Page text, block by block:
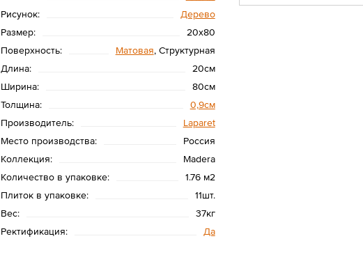
Рисунок:
Дерево
Размер:
20x80
Поверхность:
Матовая, Структурная
Длина:
20см
Ширина:
80см
Толщина:
0,9см
Производитель:
Laparet
Место производства:
Россия
Коллекция:
Madera
Количество в упаковке:
1.76 м2
Плиток в упаковке:
11шт.
Вес:
37кг
Ректификация:
Да